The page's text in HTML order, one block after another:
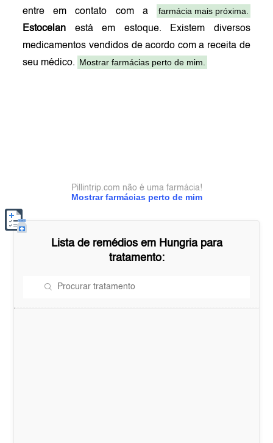
entre em contato com a
farmácia mais próxima.
Estocelan está em estoque. Existem diversos
medicamentos vendidos de acordo com a receita de
seu médico. Mostrar farmácias perto de mim.
Mostrar farmácias perto de mim
Pillintrip.com não é uma farmácia!
Lista de remédios em Hungriapara
tratamento: